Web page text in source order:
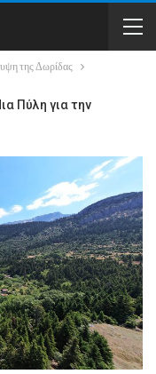
της Δωρίδας
Πύλη για την